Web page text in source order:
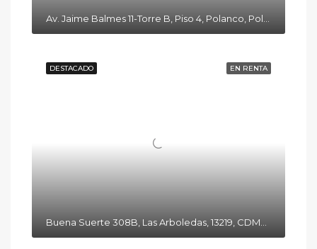
EN RENTA
DESTACADO